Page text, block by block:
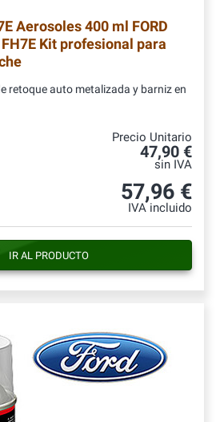
Aerosoles 400 ml FORD
FH7E Kit profesional para
retoque auto metalizada y barniz en
Precio Unitario
47,90 €
sin IVA
57,96 €
IVA incluido
IR AL PRODUCTO